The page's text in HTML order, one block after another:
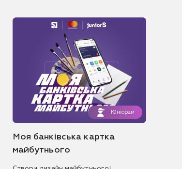
Юніорам
Моя банківська картка
майбутнього